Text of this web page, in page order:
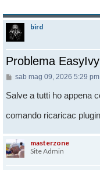
bird
Problema EasyIvy
Messaggio
sab mag 09, 2026 5:29 pm
Salve a tutti ho appena
comando ricaricac
masterzone
Site Admin